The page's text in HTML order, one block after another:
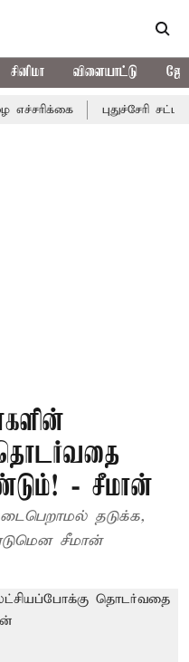
சினிமா விளையாட்டு
புதுச்சேரி
- சீமான்
தடுக்க,
சீமான்